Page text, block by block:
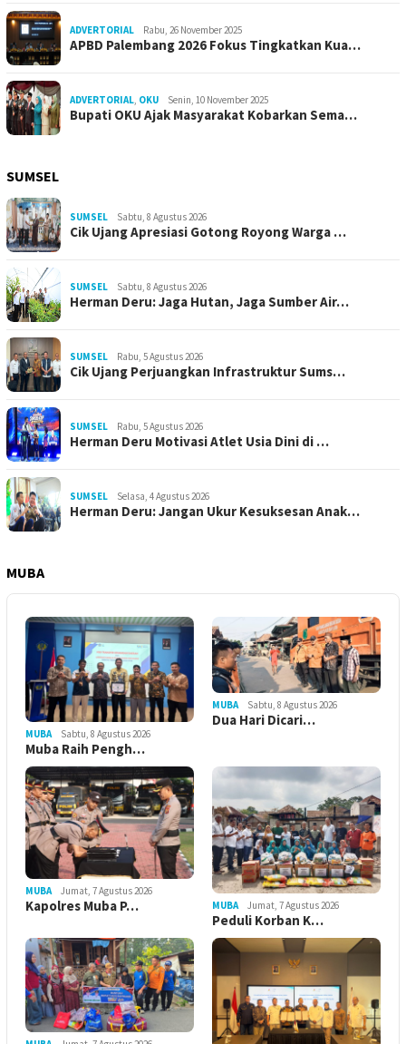
ADVERTORIAL Rabu, 26 November 2025
APBD Palembang 2026 Fokus Tingkatkan Kua…
ADVERTORIAL, OKU Senin, 10 November 2025
Bupati OKU Ajak Masyarakat Kobarkan Sema…
SUMSEL
SUMSEL Sabtu, 8 Agustus 2026
Cik Ujang Apresiasi Gotong Royong Warga …
SUMSEL Sabtu, 8 Agustus 2026
Herman Deru: Jaga Hutan, Jaga Sumber Air…
SUMSEL Rabu, 5 Agustus 2026
Cik Ujang Perjuangkan Infrastruktur Sums…
SUMSEL Rabu, 5 Agustus 2026
Herman Deru Motivasi Atlet Usia Dini di …
SUMSEL Selasa, 4 Agustus 2026
Herman Deru: Jangan Ukur Kesuksesan Anak…
MUBA
MUBA Sabtu, 8 Agustus 2026
Muba Raih Pengh…
MUBA Sabtu, 8 Agustus 2026
Dua Hari Dicari…
MUBA Jumat, 7 Agustus 2026
Kapolres Muba P… MUBA Jumat, 7 Agustus 2026
Peduli Korban K…